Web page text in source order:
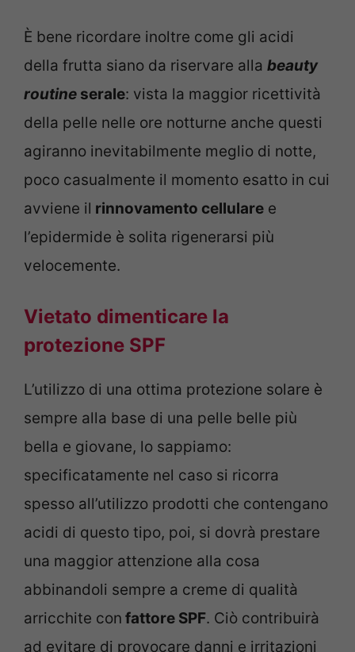
È bene ricordare inoltre come gli acidi
della frutta siano da riservare alla beauty
routine serale: vista la maggior ricettività
della pelle nelle ore notturne anche questi
agiranno inevitabilmente meglio di notte,
poco casualmente il momento esatto in cui
avviene il rinnovamento cellulare e
l’epidermide è solita rigenerarsi più
velocemente.
Vietato dimenticare la
protezione SPF
L’utilizzo di una ottima protezione solare è
sempre alla base di una pelle belle più
bella e giovane, lo sappiamo:
specificatamente nel caso si ricorra
spesso all’utilizzo prodotti che contengano
acidi di questo tipo, poi, si dovrà prestare
una maggior attenzione alla cosa
abbinandoli sempre a creme di qualità
arricchite con fattore SPF. Ciò contribuirà
ad evitare di provocare danni e irritazioni